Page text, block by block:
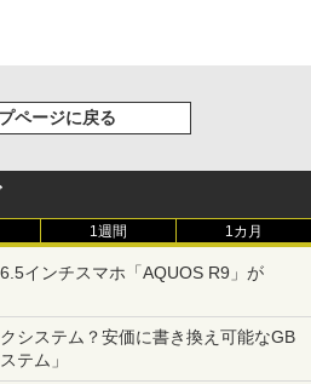
ページに戻る
1週間 1カ月
インチスマホ「AQUOS R9」が
システム？安価に書き換え可能なGB
テム」